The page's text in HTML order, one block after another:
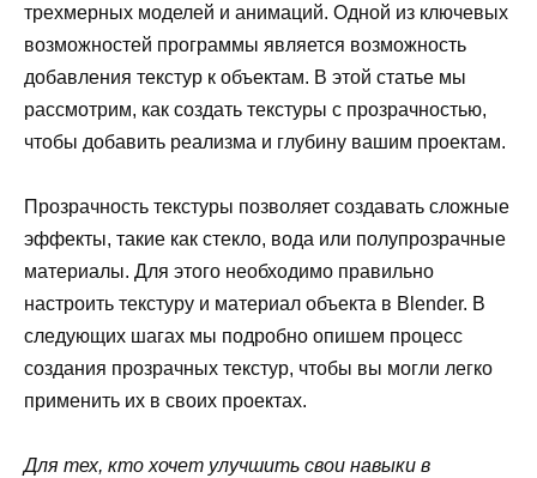
трехмерных моделей и анимаций. Одной из ключевых
возможностей программы является возможность
добавления текстур к объектам. В этой статье мы
рассмотрим, как создать текстуры с прозрачностью,
чтобы добавить реализма и глубину вашим проектам.
Прозрачность текстуры позволяет создавать сложные
эффекты, такие как стекло, вода или полупрозрачные
материалы. Для этого необходимо правильно
настроить текстуру и материал объекта в Blender. В
следующих шагах мы подробно опишем процесс
создания прозрачных текстур, чтобы вы могли легко
применить их в своих проектах.
Для тех, кто хочет улучшить свои навыки в